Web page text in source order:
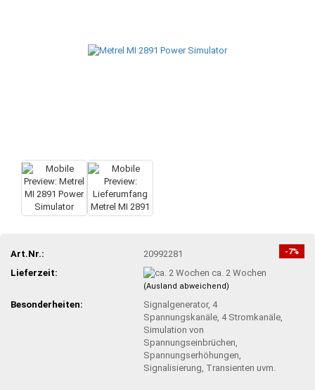
-7%
Art.Nr.:
20992281
Lieferzeit:
ca. 2 Wochen
(Ausland abweichend)
Besonderheiten:
Signalgenerator, 4
Spannungskanäle, 4 Stromkanäle,
Simulation von
Spannungseinbrüchen,
Spannungserhöhungen,
Signalisierung, Transienten uvm.